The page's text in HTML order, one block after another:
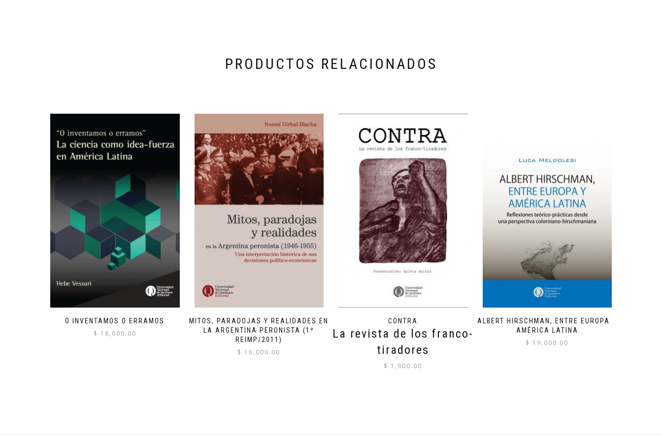
PRODUCTOS RELACIONADOS
O INVENTAMOS O ERRAMOS
$ 18,000.00
MITOS, PARADOJAS Y REALIDADES EN
LA ARGENTINA PERONISTA (1º
REIMP/2011)
$ 16,000.00
CONTRA
La revista de los franco-
tiradores
$ 1,900.00
ALBERT HIRSCHMAN, ENTRE EUROPA Y
AMÉRICA LATINA
$ 19,000.00